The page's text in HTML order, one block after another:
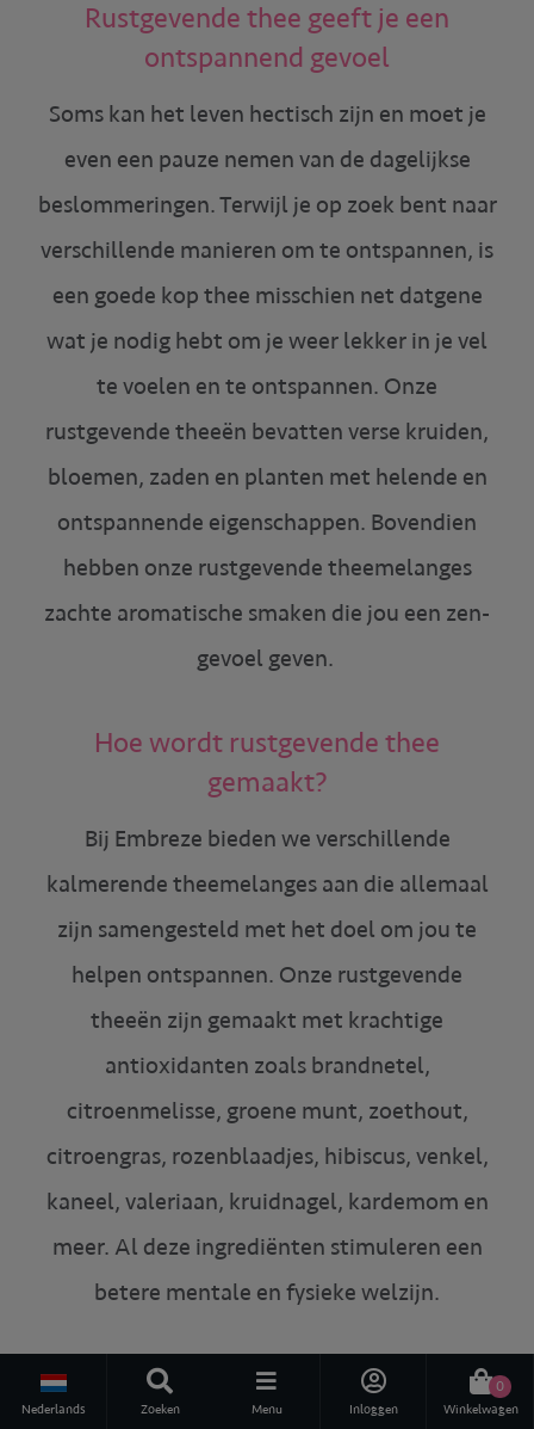
Rustgevende thee geeft je een
ontspannend gevoel
Soms kan het leven hectisch zijn en moet je
even een pauze nemen van de dagelijkse
beslommeringen. Terwijl je op zoek bent naar
verschillende manieren om te ontspannen, is
een goede kop thee misschien net datgene
wat je nodig hebt om je weer lekker in je vel
te voelen en te ontspannen. Onze
rustgevende theeën bevatten verse kruiden,
bloemen, zaden en planten met helende en
ontspannende eigenschappen. Bovendien
hebben onze rustgevende theemelanges
zachte aromatische smaken die jou een zen-
gevoel geven.
Hoe wordt rustgevende thee
gemaakt?
Bij Embreze bieden we verschillende
kalmerende theemelanges aan die allemaal
zijn samengesteld met het doel om jou te
helpen ontspannen. Onze rustgevende
theeën zijn gemaakt met krachtige
antioxidanten zoals brandnetel,
citroenmelisse, groene munt, zoethout,
citroengras, rozenblaadjes, hibiscus, venkel,
kaneel, valeriaan, kruidnagel, kardemom en
meer. Al deze ingrediënten stimuleren een
betere mentale en fysieke welzijn.
100% Biologische rustgevende thee
Nederlands Zoeken Menu Inloggen Winkelwagen
0